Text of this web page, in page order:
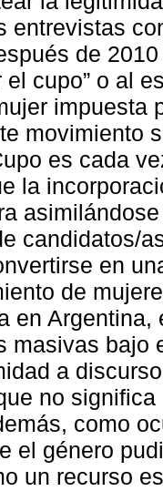
entrevistas
de
el cupo” o al
movimiento
es cada
la
candidatos/
en
de
en
masivas bajo
a
no
como
el género
un recurso